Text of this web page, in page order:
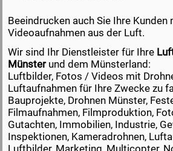
Beeindrucken auch Sie Ihre Kunden
Videoaufnahmen aus der Luft.
Wir sind Ihr Dienstleister für Ihre
Münsterund dem Münsterland:
Luftbilder, Fotos / Videos mit
Luftaufnahmen für Ihre Zwecke zu
Bauprojekte, Drohnen Münster,
Filmaufnahmen, Filmproduktion,
Gutachten, Immobilien, Industrie,
Inspektionen, Kameradrohnen,
Luftbilder, Marketing, Multicopter,